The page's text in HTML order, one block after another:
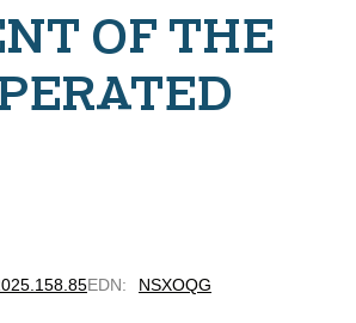
OF THE
EDN: NSXOQG